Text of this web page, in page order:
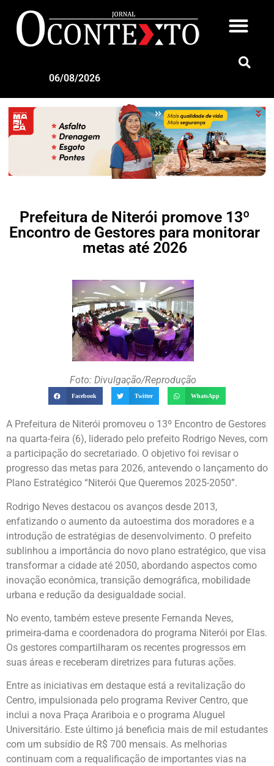
06/08/2026
Prefeitura de Niterói promove 13º
Encontro de Gestores para monitorar
metas até 2026
Foto: Divulgação/Reprodução
Facebook Twitter WhatsApp
A Prefeitura de Niterói promoveu o 13º Encontro de Gestores
na quarta-feira (6), liderado pelo prefeito Rodrigo Neves, com
a participação do secretariado. O objetivo foi revisar o
progresso das metas para 2026, antevendo o lançamento do
Plano Estratégico “Niterói Que Queremos 2025-2050”.
Rodrigo Neves destacou os avanços desde 2013,
enfatizando o aumento da autoestima dos moradores e a
introdução de estratégias de desenvolvimento. O prefeito
sublinhou a importância do novo plano estratégico, que visa
transformar a cidade até 2050, abordando aspectos como
inovação econômica, transição demográfica, mobilidade
urbana e redução da desigualdade social.
No evento, também esteve presente Fernanda Neves,
primeira-dama e coordenadora do programa Niterói por Elas.
Os gestores compartilharam os recentes progressos em
suas áreas e receberam diretrizes para futuras ações.
Entre as iniciativas em destaque está a revitalização do
Centro, impulsionada pelo programa Reviver Centro, que
inclui a nova Praça Arariboia e o programa Aluguel
Universitário. Este último já beneficia mais de mil estudantes
com um subsídio de R$ 700 mensais. As melhorias
continuam com a requalificação de importantes vias na